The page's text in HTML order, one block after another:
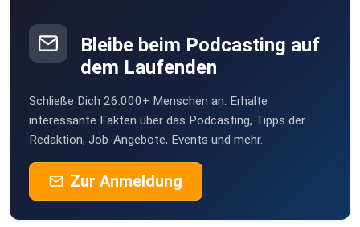
Bleibe beim Podcasting auf
dem Laufenden
Schließe Dich 26.000+ Menschen an. Erhalte
interessante Fakten über das Podcasting, Tipps der
Redaktion, Job-Angebote, Events und mehr.
Zur Anmeldung